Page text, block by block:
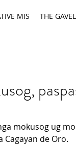
MIS THE GAVEL
mokusog ug
de Oro.